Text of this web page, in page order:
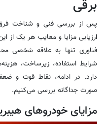
برقی
پس از بررسی فنی و شناخت
ارزیابی مزایا و معایب هر یک از
فناوری تنها به علاقه شخصی
شرایط استفاده، زیرساخت،
دارد. در ادامه، نقاط قوت و
صورت جداگانه بررسی می‌کنیم.
مزایای خودروهای